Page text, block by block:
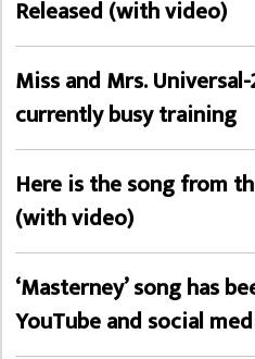
Released (with video)
Miss and Mrs.
currently busy training
Here is the song from
(with video)
‘Masterney’ song has
YouTube and social